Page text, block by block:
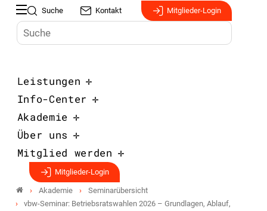
Suche Kontakt Mitglieder-Login
Leistungen
Info-Center
Akademie
Über uns
Mitglied werden
Mitglieder-Login
Akademie
Seminarübersicht
vbw-Seminar: Betriebsratswahlen 2026 – Grundlagen, Ablauf,